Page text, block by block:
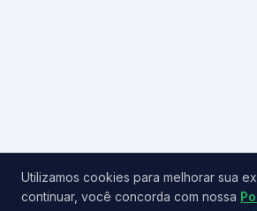
Utilizamos cookies para melhorar sua
continuar, você concorda com nossa